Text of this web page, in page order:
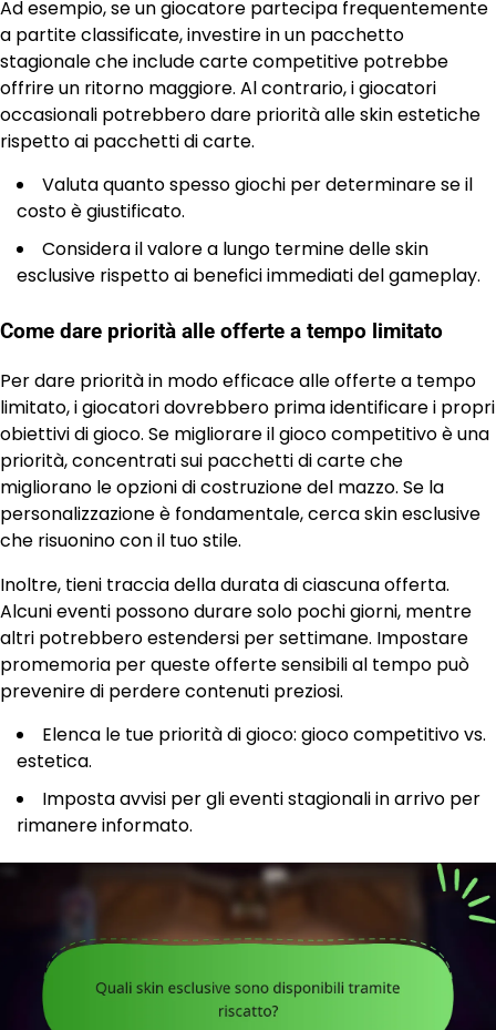
Ad esempio, se un giocatore partecipa frequentemente
a partite classificate, investire in un pacchetto
stagionale che include carte competitive potrebbe
offrire un ritorno maggiore. Al contrario, i giocatori
occasionali potrebbero dare priorità alle skin estetiche
rispetto ai pacchetti di carte.
Valuta quanto spesso giochi per determinare se il
costo è giustificato.
Considera il valore a lungo termine delle skin
esclusive rispetto ai benefici immediati del gameplay.
Come dare priorità alle offerte a tempo limitato
Per dare priorità in modo efficace alle offerte a tempo
limitato, i giocatori dovrebbero prima identificare i propri
obiettivi di gioco. Se migliorare il gioco competitivo è una
priorità, concentrati sui pacchetti di carte che
migliorano le opzioni di costruzione del mazzo. Se la
personalizzazione è fondamentale, cerca skin esclusive
che risuonino con il tuo stile.
Inoltre, tieni traccia della durata di ciascuna offerta.
Alcuni eventi possono durare solo pochi giorni, mentre
altri potrebbero estendersi per settimane. Impostare
promemoria per queste offerte sensibili al tempo può
prevenire di perdere contenuti preziosi.
Elenca le tue priorità di gioco: gioco competitivo vs.
estetica.
Imposta avvisi per gli eventi stagionali in arrivo per
rimanere informato.